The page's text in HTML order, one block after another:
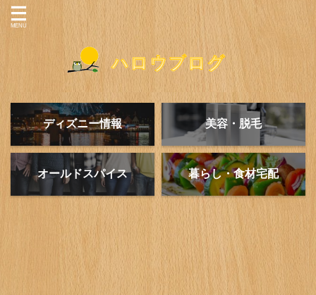
ディズニー情報 美容・脱毛
オールドスパイス 暮らし・食材宅配